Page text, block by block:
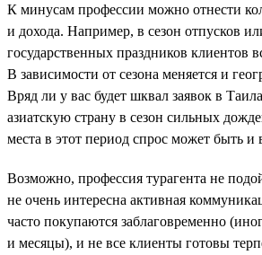
К минусам профессии можно отнести
и дохода. Например, в сезон отпусков
государственных праздников клиентов
В зависимости от сезона меняется и
Вряд ли у вас будет шквал заявок в
азиатскую страну в сезон сильных
места в этот период спрос может быть
Возможно, профессия турагента не
не очень интересна активная
часто покупаются заблаговременно
и месяцы), и не все клиенты готовы